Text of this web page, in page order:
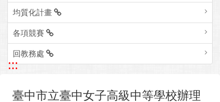
均質化計畫
各項競賽
回教務處
:::
臺中市立臺中女子高級中等學校辦理